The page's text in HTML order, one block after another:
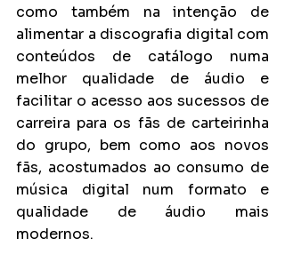
como também na intenção de
alimentar a discografia digital com
conteúdos de catálogo numa
melhor qualidade de áudio e
facilitar o acesso aos sucessos de
carreira para os fãs de carteirinha
do grupo, bem como aos novos
fãs, acostumados ao consumo de
música digital num formato e
qualidade de áudio mais
modernos.